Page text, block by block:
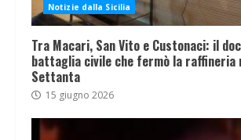
Notizie dalla Sicilia
Tra Macari, San Vito e Custonaci: il
battaglia civile che fermò la raffineria
Settanta
15 giugno 2026